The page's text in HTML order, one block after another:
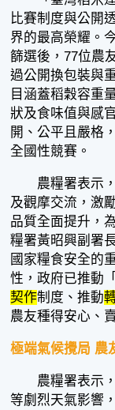
比賽制度與公開
界的最高榮耀。
篩選後，77位農
過公開換包裝與
目涵蓋稻穀容重
狀及食味值與感
開、公平且嚴格
全國性競賽。
農糧署表示，
及觀摩交流，激
品質全面提升，
糧署黃昭興副署
國家糧食安全的
性，政府已推動
契作制度、推動
農友種得安心、
極端氣候攪局 農
農糧署表示，
等劇烈天氣影響